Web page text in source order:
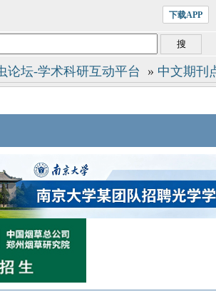
下载APP
论坛-学术科研互动平台 » 中文期刊